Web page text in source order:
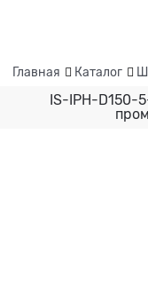
Главная Каталог
IS-IPH-D150-